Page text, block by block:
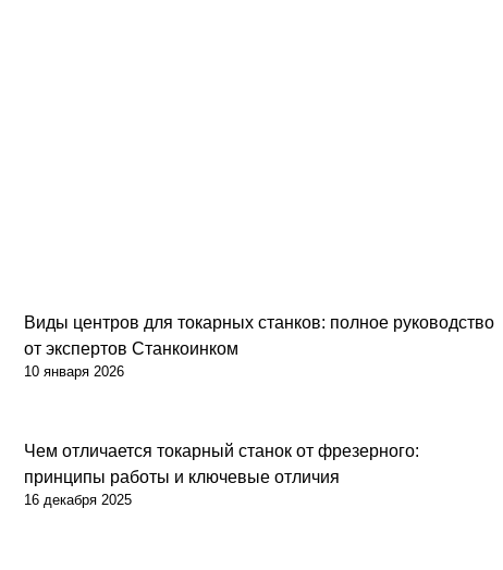
Советы
Виды центров для токарных станков: полное руководство
от экспертов Станкоинком
10 января 2026
Советы
Чем отличается токарный станок от фрезерного:
принципы работы и ключевые отличия
16 декабря 2025